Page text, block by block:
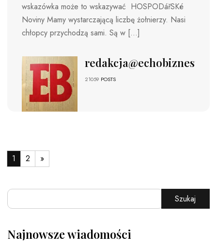
wskazówka może to wskazywać HOSPODářSKé
Noviny Mamy wystarczającą liczbę żołnierzy. Nasi
chłopcy przychodzą sami. Są w […]
redakcja@echobiznesu.pl
21059 POSTS
1 2 »
Szukaj
Najnowsze wiadomości